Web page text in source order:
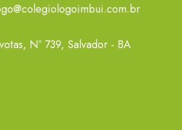
Nº 739, Salvador - BA